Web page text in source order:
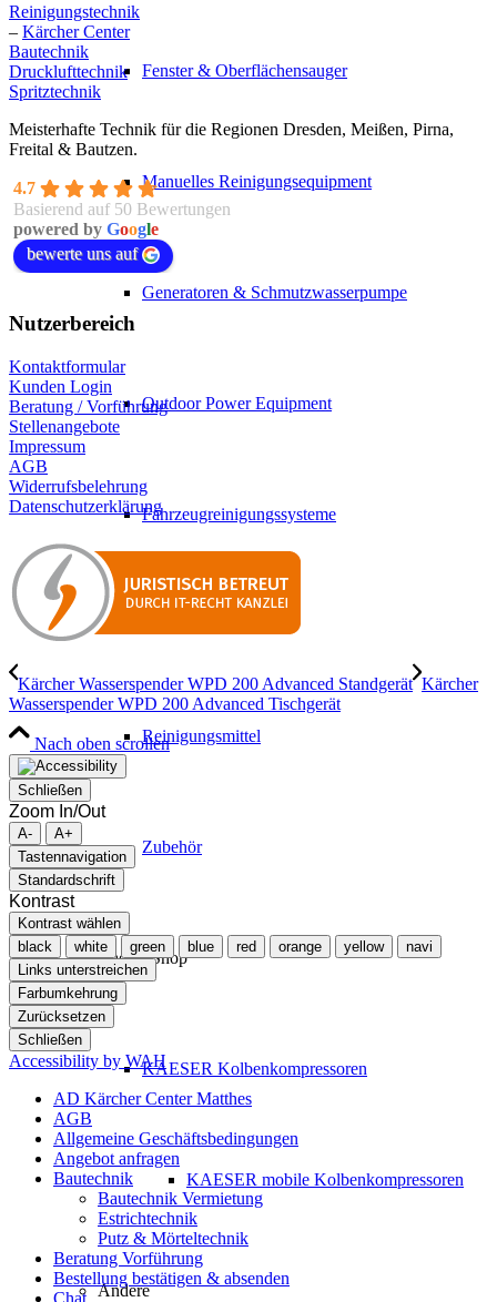
Fenster & Oberflächensauger
Manuelles Reinigungsequipment
Generatoren & Schmutzwasserpumpe
Outdoor Power Equipment
Fahrzeugreinigungssysteme
Reinigungsmittel
Zubehör
Kaeser Shop
KAESER Kolbenkompressoren
KAESER mobile Kolbenkompressoren
Andere
Reinigungstechnik
– Kärcher Center
Bautechnik
Drucklufttechnik
Spritztechnik
Meisterhafte Technik für die Regionen Dresden, Meißen, Pirna,
Freital & Bautzen.
4.7
Basierend auf 50 Bewertungen
powered by Google
bewerte uns auf
Nutzerbereich
Kontaktformular
Kunden Login
Beratung / Vorführung
Stellenangebote
Impressum
AGB
Widerrufsbelehrung
Datenschutzerklärung
Kärcher Wasserspender WPD 200 Advanced Standgerät Kärcher
Wasserspender WPD 200 Advanced Tischgerät
Nach oben scrollen
Schließen
Zoom In/Out
A-
A+
Tastennavigation
Standardschrift
Kontrast
Kontrast wählen
black
white green blue red orange yellow
navi
Links unterstreichen
Farbumkehrung
Zurücksetzen
Schließen
Accessibility by WAH
AD Kärcher Center Matthes
AGB
Allgemeine Geschäftsbedingungen
Angebot anfragen
Bautechnik
Bautechnik Vermietung
Estrichtechnik
Putz & Mörteltechnik
Beratung Vorführung
Bestellung bestätigen & absenden
Chat